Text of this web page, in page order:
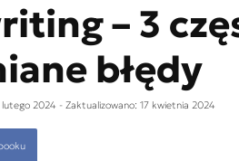
– 3
błędy
lutego 2024 - Zaktualizowano: 17 kwietnia 2024